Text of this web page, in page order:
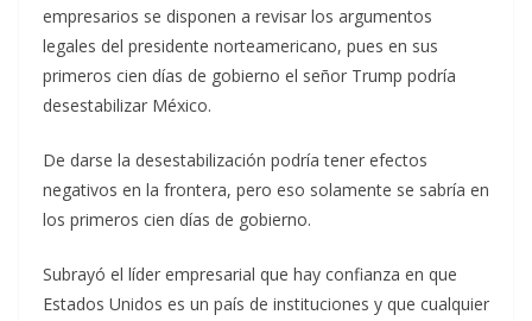
empresarios se disponen a revisar los argumentos
legales del presidente norteamericano, pues en sus
primeros cien días de gobierno el señor Trump podría
desestabilizar México.
De darse la desestabilización podría tener efectos
negativos en la frontera, pero eso solamente se sabría en
los primeros cien días de gobierno.
Subrayó el líder empresarial que hay confianza en que
Estados Unidos es un país de instituciones y que cualquier